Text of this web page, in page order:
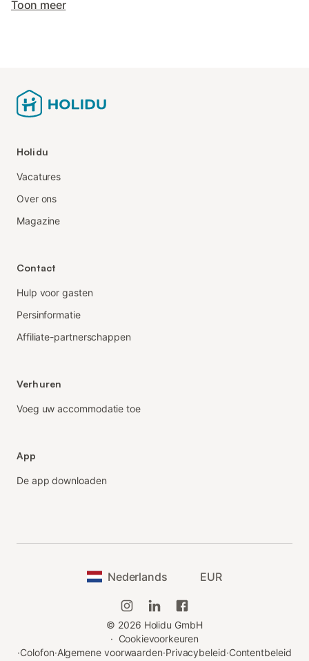
Toon meer
Holidu
Vacatures
Over ons
Magazine
Contact
Hulp voor gasten
Persinformatie
Affiliate-partnerschappen
Verhuren
Voeg uw accommodatie toe
App
De app downloaden
Nederlands EUR
© 2026 Holidu GmbH
· Cookievoorkeuren
·Colofon·Algemene voorwaarden·Privacybeleid·Contentbeleid